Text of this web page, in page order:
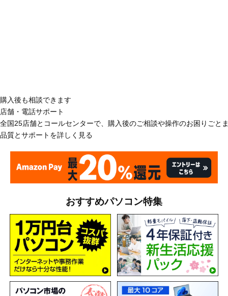
購入後も相談できます
店舗・電話サポート
全国25店舗とコールセンターで、購入後のご相談や操作のお困りごと
品質とサポートを詳しく見る
おすすめパソコン特集